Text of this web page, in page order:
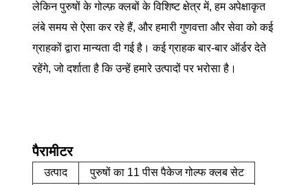
लेकिन पुरुषों के गोल्फ़ क्लबों के विशिष्ट क्षेत्र में, हम अपेक्षाकृत
लंबे समय से ऐसा कर रहे हैं, और हमारी गुणवत्ता और सेवा को कई
ग्राहकों द्वारा मान्यता दी गई है। कई ग्राहक बार-बार ऑर्डर देते
रहेंगे, जो दर्शाता है कि उन्हें हमारे उत्पादों पर भरोसा है।
पैरामीटर
उत्पाद
पुरुषों का 11 पीस पैकेज गोल्फ क्लब सेट